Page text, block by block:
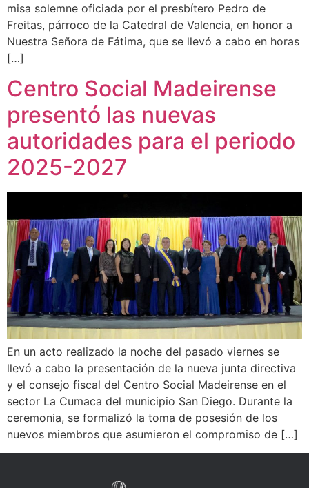
misa solemne oficiada por el presbítero Pedro de
Freitas, párroco de la Catedral de Valencia, en honor a
Nuestra Señora de Fátima, que se llevó a cabo en horas
[…]
Centro Social Madeirense
presentó las nuevas
autoridades para el periodo
2025-2027
En un acto realizado la noche del pasado viernes se
llevó a cabo la presentación de la nueva junta directiva
y el consejo fiscal del Centro Social Madeirense en el
sector La Cumaca del municipio San Diego. Durante la
ceremonia, se formalizó la toma de posesión de los
nuevos miembros que asumieron el compromiso de […]